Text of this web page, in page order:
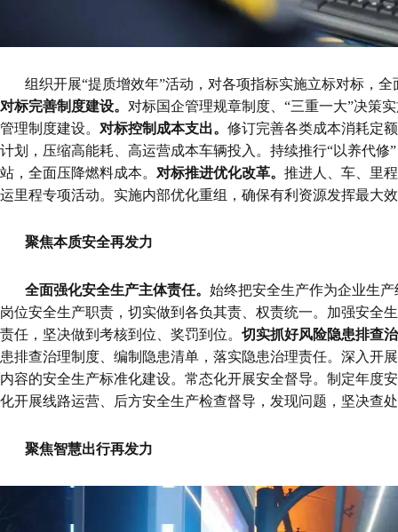
组织开展“提质增效年”活动，对各项指标实施立标对标，
对标完善制度建设。 对标国企管理规章制度、“三重一大”决策
管理制度建设。 对标控制成本支出。 修订完善各类成本消耗定
计划，压缩高能耗、高运营成本车辆投入。持续推行“以养代修
站，全面压降燃料成本。 对标推进优化改革。 推进人、车、里
运里程专项活动。实施内部优化重组，确保有利资源发挥最大
聚焦本质安全再发力
全面强化安全生产主体责任。 始终把安全生产作为企业生
岗位安全生产职责，切实做到各负其责、权责统一。加强安全
责任，坚决做到考核到位、奖罚到位。 切实抓好风险隐患排查
患排查治理制度、编制隐患清单，落实隐患治理责任。深入开
内容的安全生产标准化建设。 常态化开展安全督导。 制定年度
化开展线路运营、后方安全生产检查督导，发现问题，坚决查
聚焦智慧出行再发力